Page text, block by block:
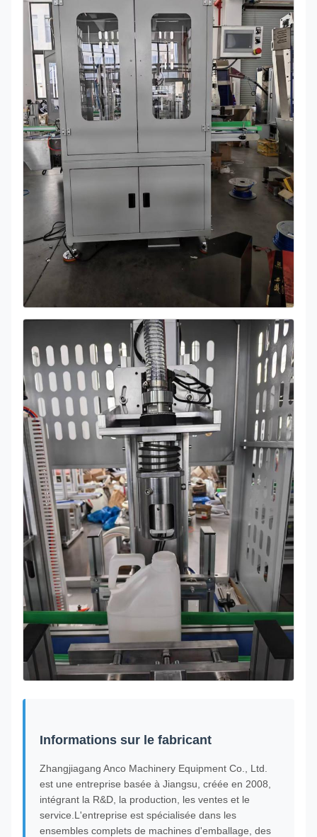
Informations sur le fabricant
Zhangjiagang Anco Machinery Equipment Co., Ltd.
est une entreprise basée à Jiangsu, créée en 2008,
intégrant la R&D, la production, les ventes et le
service.L'entreprise est spécialisée dans les
ensembles complets de machines d'emballage, des